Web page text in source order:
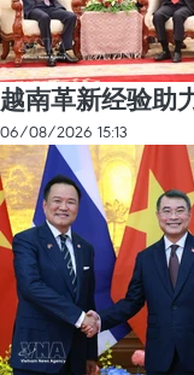
越南革新经验助
06/08/2026 15:13